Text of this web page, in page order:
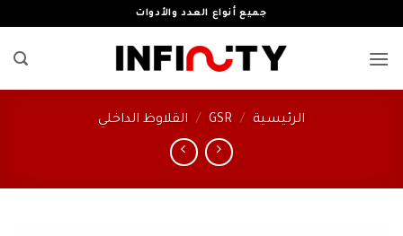
جميع أنواع العدد والأدوات
الرئيسية /
GSR
/ القلاوظ الداخلي